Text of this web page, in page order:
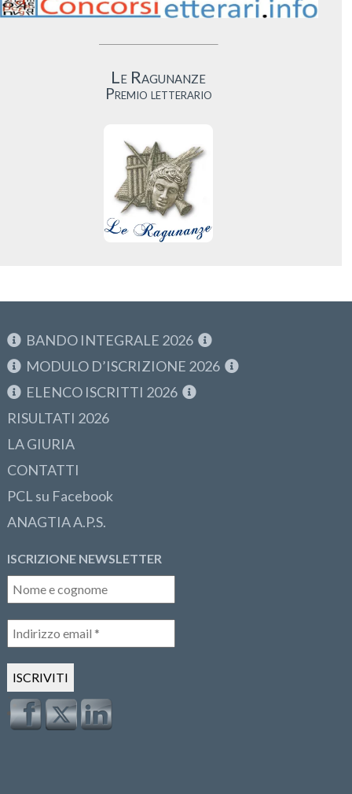
Le Ragunanze
Premio letterario
BANDO INTEGRALE 2026
MODULO D’ISCRIZIONE 2026
ELENCO ISCRITTI 2026
RISULTATI 2026
LA GIURIA
CONTATTI
PCL su Facebook
ANAGTIA A.P.S.
ISCRIZIONE NEWSLETTER